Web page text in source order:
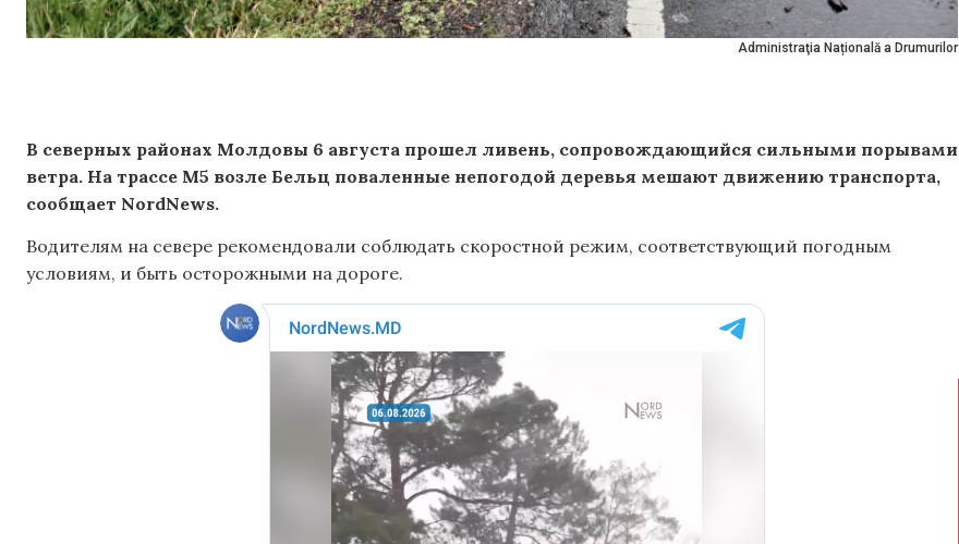
Administraţia Națională a Drumurilor
В северных районах Молдовы 6 августа прошел ливень, сопровождающийся сильными порывами
ветра. На трассе М5 возле Бельц поваленные непогодой деревья мешают движению транспорта,
сообщает NordNews.
Водителям на севере рекомендовали соблюдать скоростной режим, соответствующий погодным
условиям, и быть осторожными на дороге.